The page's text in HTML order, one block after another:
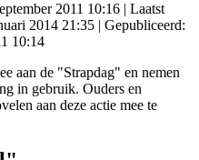
2011 10:16 | Laatst
2014 21:35 | Gepubliceerd:
10:14
aan de "Strapdag" en nemen
in gebruik. Ouders en
aan deze actie mee te